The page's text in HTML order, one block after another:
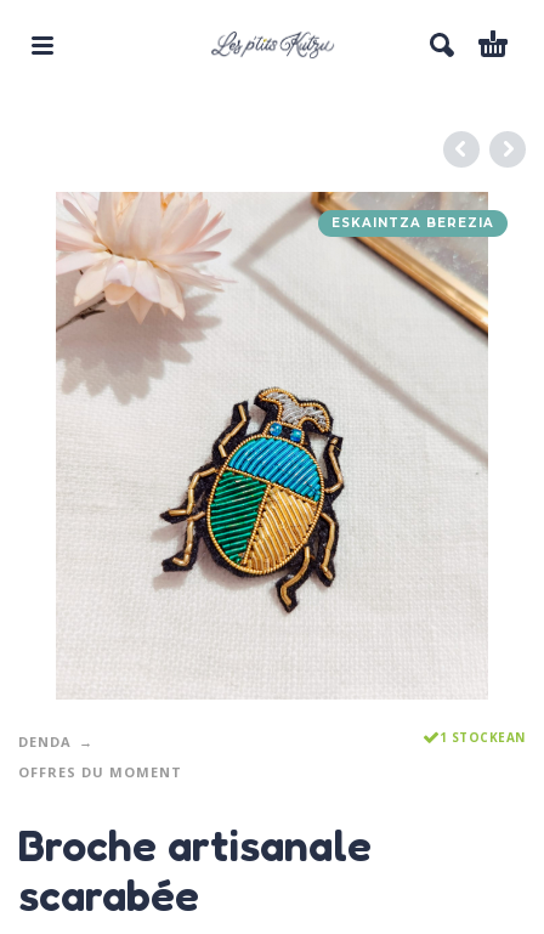
ESKAINTZA BEREZIA
DENDA
OFFRES DU MOMENT
1 STOCKEAN
Broche artisanale
scarabée